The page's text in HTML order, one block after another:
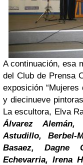
A continuación, esa
delClub de Prensa
exposición
y diecinueve
La escultora, Elva
Álvarez
Astudillo, Berbel-
Basaez, Dagne
Echevarria, Irena